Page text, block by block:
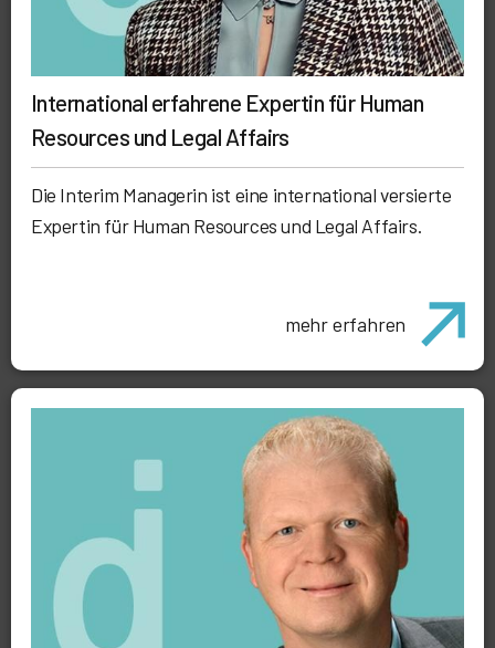
International erfahrene Expertin für Human
Resources und Legal Affairs
Die Interim Managerin ist eine international versierte
Expertin für Human Resources und Legal Affairs.
mehr erfahren